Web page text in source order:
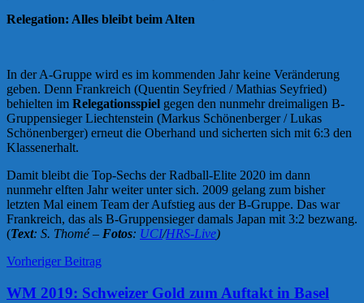
Relegation: Alles bleibt beim Alten
In der A-Gruppe wird es im kommenden Jahr keine Veränderung
geben. Denn Frankreich (Quentin Seyfried / Mathias Seyfried)
behielten im Relegationsspiel gegen den nunmehr dreimaligen B-
Gruppensieger Liechtenstein (Markus Schönenberger / Lukas
Schönenberger) erneut die Oberhand und sicherten sich mit 6:3 den
Klassenerhalt.
Damit bleibt die Top-Sechs der Radball-Elite 2020 im dann
nunmehr elften Jahr weiter unter sich. 2009 gelang zum bisher
letzten Mal einem Team der Aufstieg aus der B-Gruppe. Das war
Frankreich, das als B-Gruppensieger damals Japan mit 3:2 bezwang.
(Text: S. Thomé – Fotos: UCI/HRS-Live)
News
Beitrags-
Navigation
Vorheriger Beitrag
WM 2019: Schweizer Gold zum Auftakt in Basel